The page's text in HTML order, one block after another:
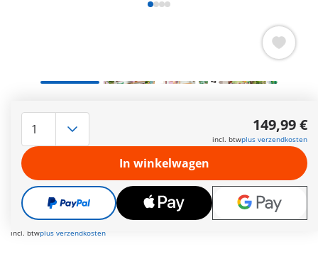
wintertuin van PLAYMOBIL. Het modern ingerichte huis nodigt
uit tot fantasierijk rollenspel.
Meer informatie
Leveringstermijn op dit moment 2 tot 4 werkdagen
Gratis verzending vanaf €40
149,99 €
incl. btwplus verzendkosten
149,99 €
incl. btwplus verzendkosten
In winkelwagen